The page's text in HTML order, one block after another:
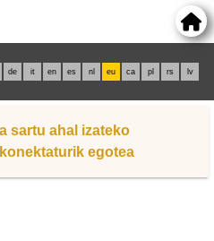
de it en es nl eu ca pl rs lv
sartu ahal izateko
egotea